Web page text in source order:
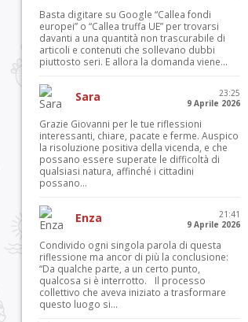
Basta digitare su Google “Callea fondi
europei” o “Callea truffa UE” per trovarsi
davanti a una quantità non trascurabile di
articoli e contenuti che sollevano dubbi
piuttosto seri. E allora la domanda viene...
Sara
23:25
9 Aprile 2026
Grazie Giovanni per le tue riflessioni
interessanti, chiare, pacate e ferme. Auspico
la risoluzione positiva della vicenda, e che
possano essere superate le difficoltà di
qualsiasi natura, affinché i cittadini
possano...
Enza
21:41
9 Aprile 2026
Condivido ogni singola parola di questa
riflessione ma ancor di più la conclusione:
“Da qualche parte, a un certo punto,
qualcosa si è interrotto. Il processo
collettivo che aveva iniziato a trasformare
questo luogo si...